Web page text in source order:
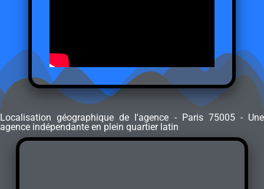
Localisation géographique de l'agence - Paris 75005 - Une
agence indépendante en plein quartier latin